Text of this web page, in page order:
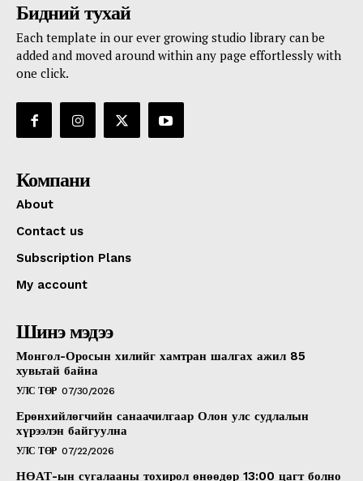
Бидний тухай
Each template in our ever growing studio library can be
added and moved around within any page effortlessly with
one click.
Компани
About
Contact us
Subscription Plans
My account
Шинэ мэдээ
Монгол-Оросын хилийг хамтран шалгах ажил 85
хувьтай байна
УЛС ТӨР 07/30/2026
Ерөнхийлөгчийн санаачилгаар Олон улс судлалын
хүрээлэн байгуулна
УЛС ТӨР 07/22/2026
НӨАТ-ын сугалааны тохирол өнөөдөр 13:00 цагт болно